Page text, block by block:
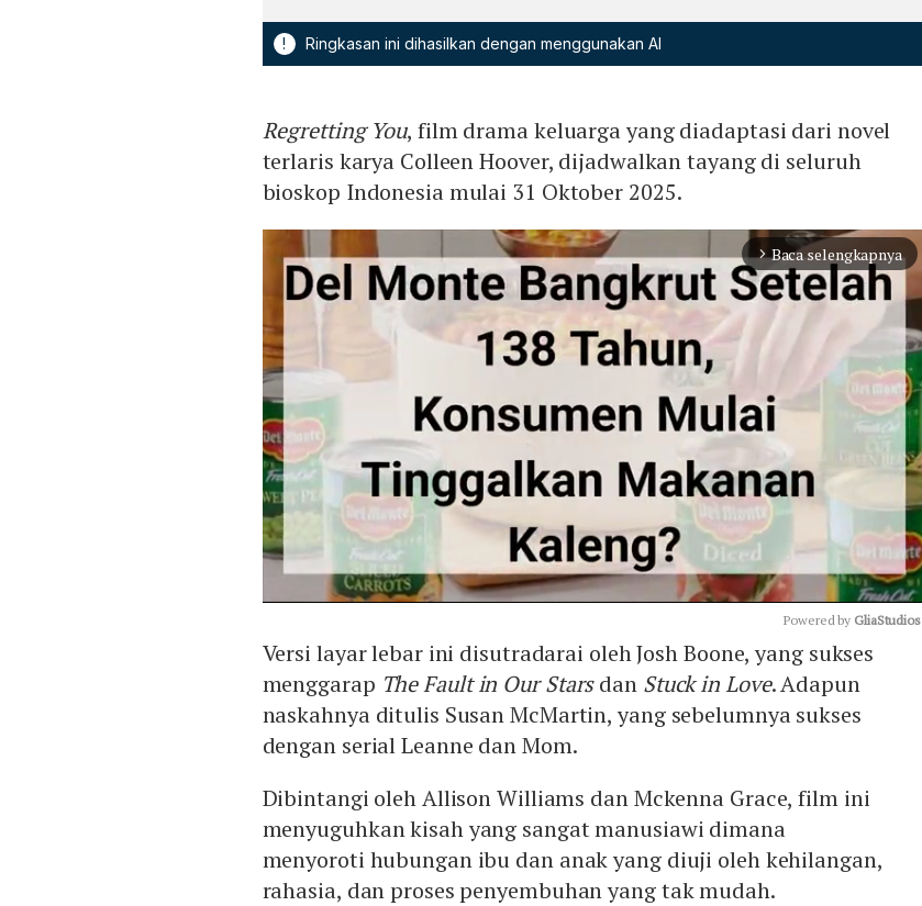
! Ringkasan ini dihasilkan dengan menggunakan AI
Regretting You, film drama keluarga yang diadaptasi dari novel
terlaris karya Colleen Hoover, dijadwalkan tayang di seluruh
bioskop Indonesia mulai 31 Oktober 2025.
arrow_forward_ios Baca selengkapnya
Mute
Powered by GliaStudios
Versi layar lebar ini disutradarai oleh Josh Boone, yang sukses
menggarap The Fault in Our Starsdan Stuck in Love. Adapun
naskahnya ditulis Susan McMartin, yang sebelumnya sukses
dengan serial Leanne dan Mom.
Dibintangi oleh Allison Williams dan Mckenna Grace, film ini
menyuguhkan kisah yang sangat manusiawi dimana
menyoroti hubungan ibu dan anak yang diuji oleh kehilangan,
rahasia, dan proses penyembuhan yang tak mudah.